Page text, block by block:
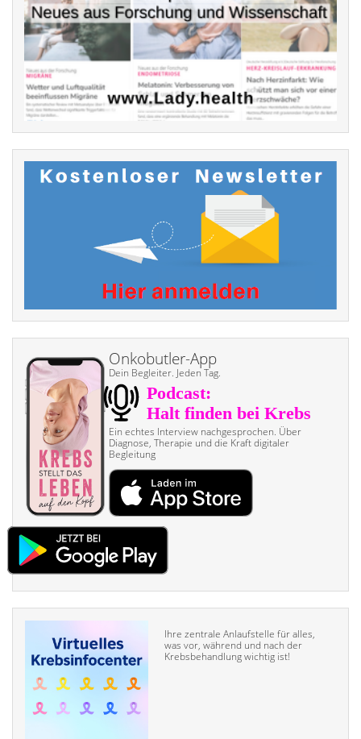
Onkobutler-App
Dein Begleiter. Jeden Tag.
Ein echtes Interview nach­gesprochen. Über
Diagnose, Therapie und die Kraft digitaler
Begleitung
Ihre zentrale Anlaufstelle für alles,
was vor, während und nach der
Krebsbehandlung wichtig ist!